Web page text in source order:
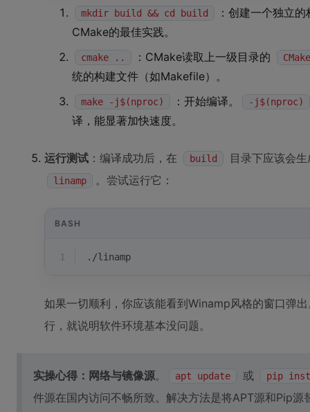
mkdir build && cd build
：创建一个独立
CMake的最佳实践。
cmake .. ：CMake读取上一级目录的
统的构建文件（如Makefile）。
make -j$(nproc) ：开始编译。 -j$(nproc)
译，能显著加快速度。
运行测试 ：编译成功后，在 build 目录下应该会
linamp 。尝试运行它：
BASH
1 ./linamp
如果一切顺利，你应该能看到Winamp风格的窗口弹
行，就说明软件环境基本没问题。
实操心得：网络与镜像源。 apt update 或 pip
件源在国内访问不畅所致。解决方法是将APT源和Pip源